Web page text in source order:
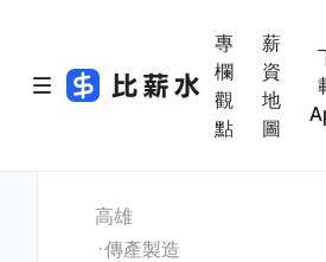
專
欄
觀
點
薪
資
地
圖
高雄
傳產製造